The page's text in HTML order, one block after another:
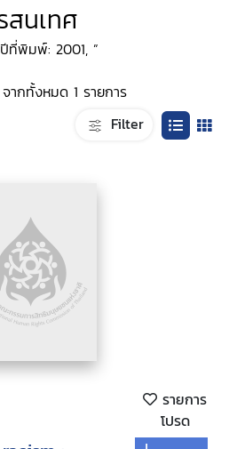
สนเทศ
ที่พิมพ์: 2001, ”
ากทั้งหมด 1 รายการ
Filter
รายการ
โปรด